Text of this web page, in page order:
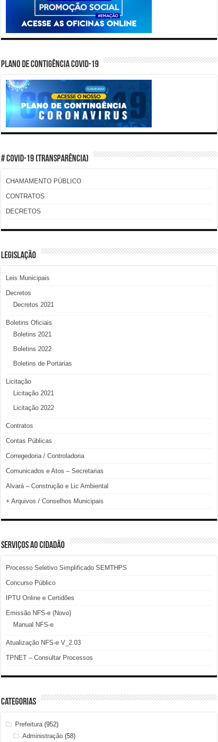
PLANO DE CONTIGÊNCIA COVID-19
# COVID-19 (TRANSPARÊNCIA)
CHAMAMENTO PÚBLICO
CONTRATOS
DECRETOS
LEGISLAÇÃO
Leis Municipais
Decretos
Decretos 2021
Boletins Oficiais
Boletins 2021
Boletins 2022
Boletins de Portarias
Licitação
Licitação 2021
Licitação 2022
Contratos
Contas Públicas
Corregedoria / Controladoria
Comunicados e Atos – Secretarias
Alvará – Construção e Lic Ambiental
+ Arquivos / Conselhos Municipais
SERVIÇOS AO CIDADÃO
Processo Seletivo Simplificado SEMTHPS
Concurso Público
IPTU Online e Certidões
Emissão NFS-e (Novo)
Manual NFS-e
Atualização NFS-e V_2.03
TPNET – Consultar Processos
Categorias
Prefeitura (952)
Administração (58)